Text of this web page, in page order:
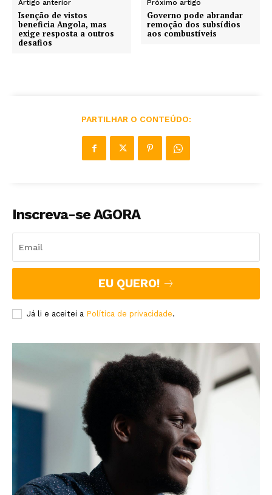
Artigo anterior
Isenção de vistos
beneficia Angola, mas
exige resposta a outros
desafios
Próximo artigo
Governo pode abrandar
remoção dos subsídios
aos combustíveis
PARTILHAR O CONTEÚDO:
Inscreva-se AGORA
EU QUERO!
Já li e aceitei a Política de privacidade.